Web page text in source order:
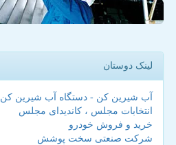
لینک دوستان
آب شیرین کن - دستگاه آب شیرین کن
انتخابات مجلس ، کاندیدای مجلس
خرید و فروش خودرو
شرکت صنعتی سخت پوشش